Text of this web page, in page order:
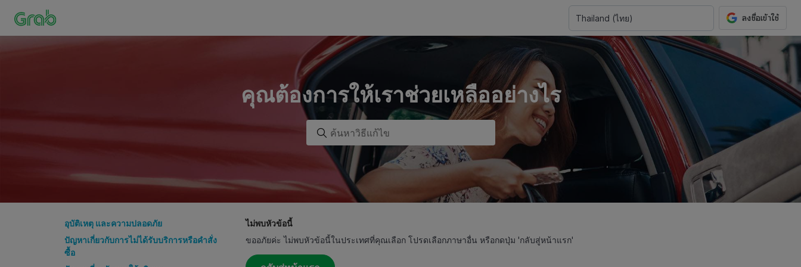
Thailand (ไทย)
คุณต้องการให้เราช่วยเหลืออย่างไร
อุบัติเหตุ และความปลอดภัย
ปัญหาเกี่ยวกับการไม่ได้รับบริการหรือคำสั่ง
ซื้อ
ไม่พบหัวข้อนี้
ขออภัยค่ะ ไม่พบหัวข้อนี้ในประเทศที่คุณเลือก โปรดเลือกภาษาอื่น หรือกดปุ่ม 'กลับสู่หน้าแรก'